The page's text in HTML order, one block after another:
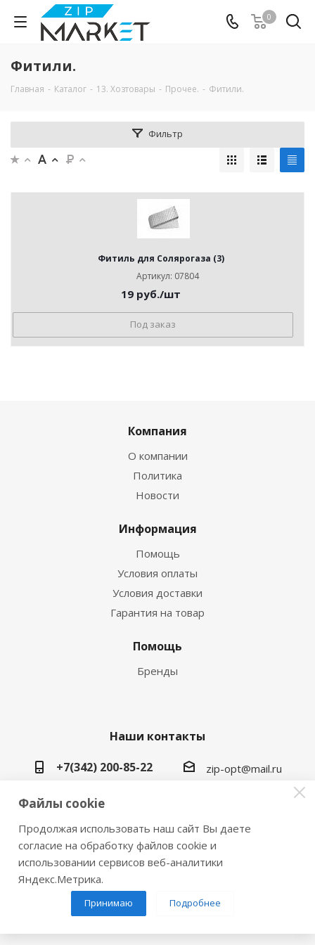
0
Фитили.
Главная - Каталог - 13. Хозтовары - Прочее. - Фитили.
Фильтр
Фитиль для Солярогаза (3)
Артикул: 07804
19руб./шт
Под заказ
Компания
О компании
Политика
Новости
Информация
Помощь
Условия оплаты
Условия доставки
Гарантия на товар
Помощь
Бренды
Наши контакты
+7(342) 200-85-22
zip-opt@mail.ru
г. Пермь, ул. Васильева, 5в
2026 © Замки инструмент плюс
Файлы cookie
Продолжая использовать наш сайт Вы даете
согласие на обработку файлов cookie и
использовании сервисов веб-аналитики
Яндекс.Метрика.
Принимаю Подробнее